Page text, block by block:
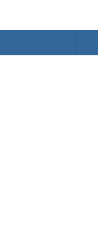
テ